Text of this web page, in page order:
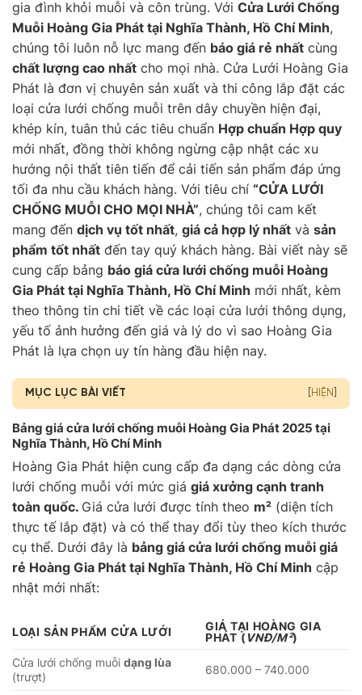
gia đình khỏi muỗi và côn trùng. Với Cửa Lưới Chống
Muỗi Hoàng Gia Phát tại Nghĩa Thành, Hồ Chí Minh,
chúng tôi luôn nỗ lực mang đến báo giá rẻ nhất cùng
chất lượng cao nhất cho mọi nhà. Cửa Lưới Hoàng Gia
Phát là đơn vị chuyên sản xuất và thi công lắp đặt các
loại cửa lưới chống muỗi trên dây chuyền hiện đại,
khép kín, tuân thủ các tiêu chuẩn Hợp chuẩn Hợp quy
mới nhất, đồng thời không ngừng cập nhật các xu
hướng nội thất tiên tiến để cải tiến sản phẩm đáp ứng
tối đa nhu cầu khách hàng. Với tiêu chí “CỬA LƯỚI
CHỐNG MUỖI CHO MỌI NHÀ”, chúng tôi cam kết
mang đến dịch vụ tốt nhất, giá cả hợp lý nhất và sản
phẩm tốt nhất đến tay quý khách hàng. Bài viết này sẽ
cung cấp bảng báo giá cửa lưới chống muỗi Hoàng
Gia Phát tại Nghĩa Thành, Hồ Chí Minh mới nhất, kèm
theo thông tin chi tiết về các loại cửa lưới thông dụng,
yếu tố ảnh hưởng đến giá và lý do vì sao Hoàng Gia
Phát là lựa chọn uy tín hàng đầu hiện nay.
MỤC LỤC BÀI VIẾT HIỆN
Bảng giá cửa lưới chống muỗi Hoàng Gia Phát 2025 tại
Nghĩa Thành, Hồ Chí Minh
Hoàng Gia Phát hiện cung cấp đa dạng các dòng cửa
lưới chống muỗi với mức giá giá xưởng cạnh tranh
toàn quốc. Giá cửa lưới được tính theo m² (diện tích
thực tế lắp đặt) và có thể thay đổi tùy theo kích thước
cụ thể. Dưới đây là bảng giá cửa lưới chống muỗi giá
rẻ Hoàng Gia Phát tại Nghĩa Thành, Hồ Chí Minh cập
nhật mới nhất:
LOẠI SẢN PHẨM CỬA LƯỚI
GIÁ TẠI HOÀNG GIA
PHÁT ( VNĐ/M²)
Cửa lưới chống muỗi dạng lùa
(trượt)
680.000 – 740.000